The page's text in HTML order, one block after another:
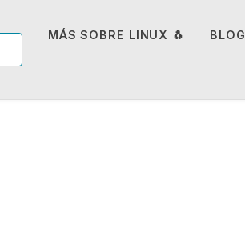
MÁS SOBRE LINUX 🐧 BLOG